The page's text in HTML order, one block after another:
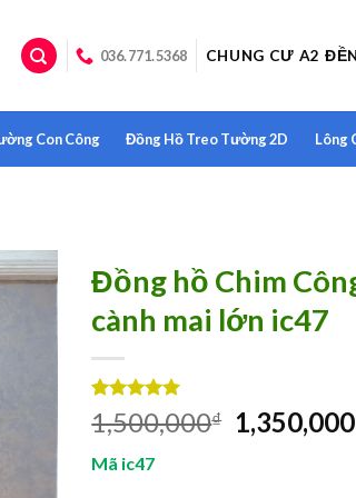
036.771.5368 CHUNG CƯ A2
Con Công Đồng Hồ Treo Tường 2D Lông
Đồng hồ Chim
cành mai lớn ic47
5.00trên 5
dựa trên
1
1,500,000₫ 1,350,000
Mã ic47